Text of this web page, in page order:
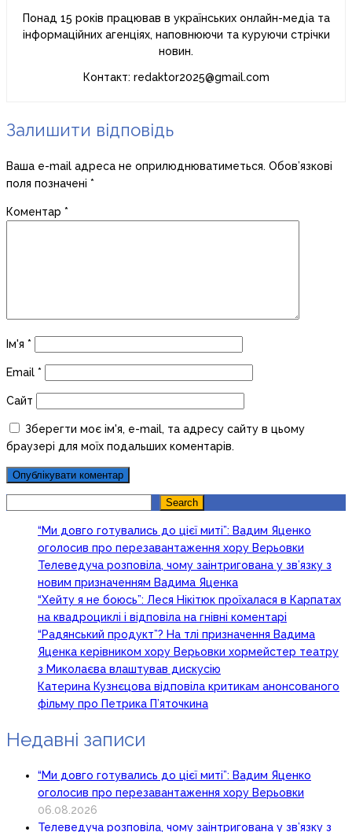
Понад 15 років працював в українських онлайн-медіа та
інформаційних агенціях, наповнюючи та куруючи стрічки
новин.
Контакт: redaktor2025@gmail.com
Залишити відповідь
Ваша e-mail адреса не оприлюднюватиметься. Обов’язкові
поля позначені *
Коментар *
Ім'я *
Email *
Сайт
Зберегти моє ім'я, e-mail, та адресу сайту в цьому
браузері для моїх подальших коментарів.
Search
“Ми довго готувались до цієї миті”: Вадим Яценко
оголосив про перезавантаження хору Верьовки
Телеведуча розповіла, чому заінтригована у зв’язку з
новим призначенням Вадима Яценка
“Хейту я не боюсь”: Леся Нікітюк проїхалася в Карпатах
на квадроциклі і відповіла на гнівні коментарі
“Радянський продукт”? На тлі призначення Вадима
Яценка керівником хору Верьовки хормейстер театру
з Миколаєва влаштував дискусію
Катерина Кузнєцова відповіла критикам анонсованого
фільму про Петрика П’яточкина
Недавні записи
“Ми довго готувались до цієї миті”: Вадим Яценко
оголосив про перезавантаження хору Верьовки
06.08.2026
Телеведуча розповіла, чому заінтригована у зв’язку з